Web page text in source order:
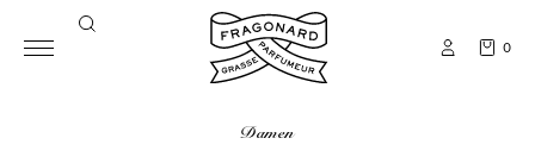
0
damen